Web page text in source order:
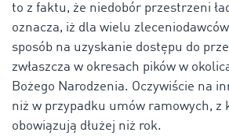
to z faktu, że niedobór przestrzeni
oznacza, iż dla wielu
sposób na uzyskanie dostępu do
zwłaszcza w okresach pików w
Bożego Narodzenia. Oczywiście na
niż w przypadku umów ramowych, z
obowiązują dłużej niż rok.